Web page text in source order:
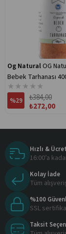
Og NaturalOG
Bebek Tarhanası
★ ★ ★ ★ ★
%29
₺272,00
₺384,00
Hızlı &
16:00’a
Kolay İade
Tüm
%100
SSL
Taksit